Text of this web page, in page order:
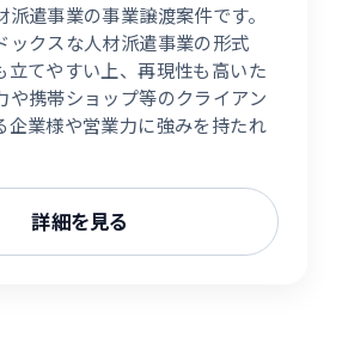
遣事業の事業譲渡案件です。
ックスな人材派遣事業の形式
立てやすい上、再現性も高いた
や携帯ショップ等のクライアン
企業様や営業力に強みを持たれ
詳細を見る